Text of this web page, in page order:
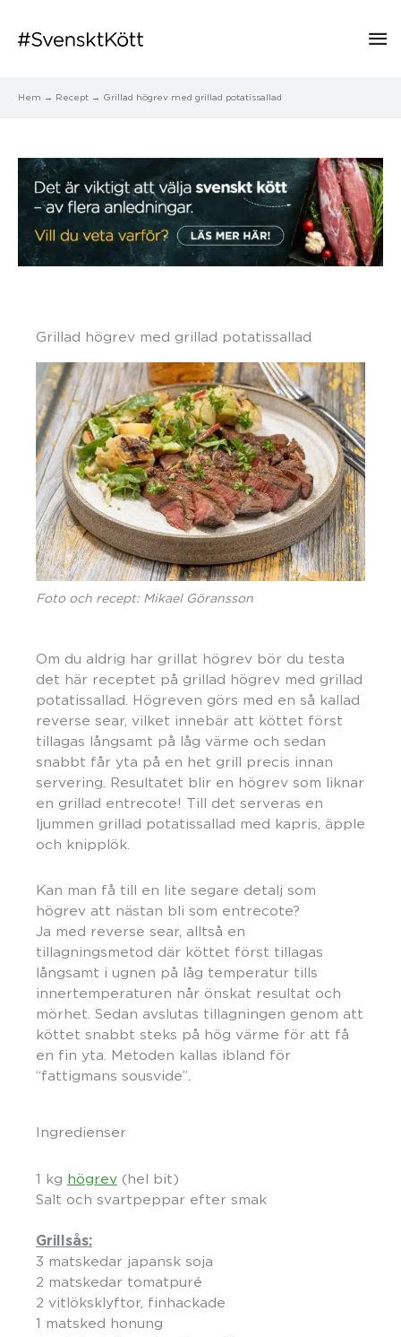
Hem Recept Grillad högrev med grillad potatissallad
Grillad högrev med grillad potatissallad
Foto och recept: Mikael Göransson
Om du aldrig har grillat högrev bör du testa
det här receptet på grillad högrev med grillad
potatissallad. Högreven görs med en så kallad
reverse sear, vilket innebär att köttet först
tillagas långsamt på låg värme och sedan
snabbt får yta på en het grill precis innan
servering. Resultatet blir en högrev som liknar
en grillad entrecote! Till det serveras en
ljummen grillad potatissallad med kapris, äpple
och knipplök.
Kan man få till en lite segare detalj som
högrev att nästan bli som entrecote?
Ja med reverse sear, alltså en
tillagningsmetod där köttet först tillagas
långsamt i ugnen på låg temperatur tills
innertemperaturen når önskat resultat och
mörhet. Sedan avslutas tillagningen genom att
köttet snabbt steks på hög värme för att få
en fin yta. Metoden kallas ibland för
“fattigmans sousvide”.
Ingredienser
1 kg högrev (hel bit)
Salt och svartpeppar efter smak
Grillsås:
3 matskedar japansk soja
2 matskedar tomatpuré
2 vitlöksklyftor, finhackade
1 matsked honung